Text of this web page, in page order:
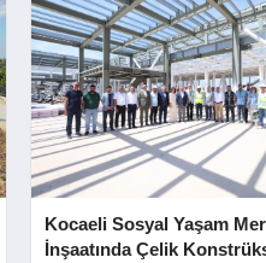
Kocaeli Sosyal Yaşam
İnşaatında Çelik